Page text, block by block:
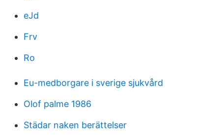
eJd
Frv
Ro
Eu-medborgare i sverige sjukvård
Olof palme 1986
Städar naken berättelser